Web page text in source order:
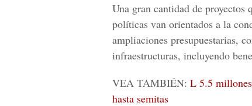
Una gran cantidad de proyectos
políticas van orientados a la
ampliaciones presupuestarias,
infraestructuras, incluyendo
VEA TAMBIÉN: L 5.5
hasta semitas